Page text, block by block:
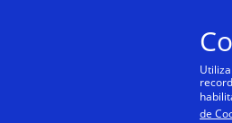
de